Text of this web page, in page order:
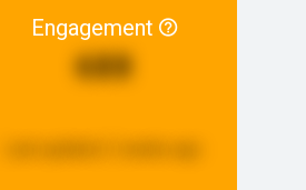
Engagement
688